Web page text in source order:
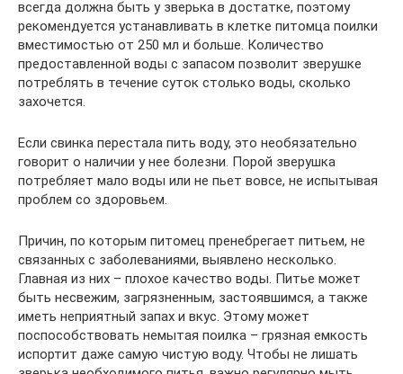
всегда должна быть у зверька в достатке, поэтому
рекомендуется устанавливать в клетке питомца поилки
вместимостью от 250 мл и больше. Количество
предоставленной воды с запасом позволит зверушке
потреблять в течение суток столько воды, сколько
захочется.
Если свинка перестала пить воду, это необязательно
говорит о наличии у нее болезни. Порой зверушка
потребляет мало воды или не пьет вовсе, не испытывая
проблем со здоровьем.
Причин, по которым питомец пренебрегает питьем, не
связанных с заболеваниями, выявлено несколько.
Главная из них – плохое качество воды. Питье может
быть несвежим, загрязненным, застоявшимся, а также
иметь неприятный запах и вкус. Этому может
поспособствовать немытая поилка – грязная емкость
испортит даже самую чистую воду. Чтобы не лишать